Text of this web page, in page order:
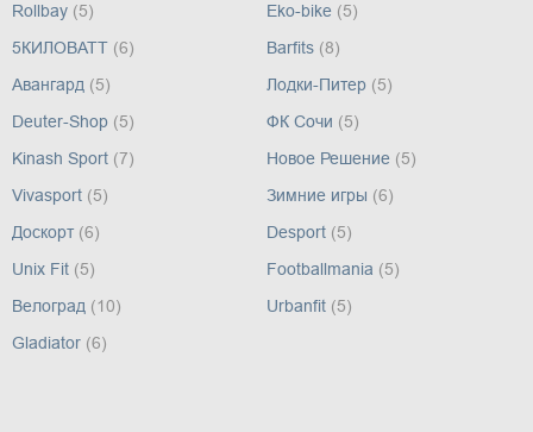
Rollbay (5) Eko-bike (5)
5КИЛОВАТТ (6) Barfits (8)
Авангард (5) Лодки-Питер (5)
Deuter-Shop (5) ФК Сочи (5)
Kinash Sport (7) Новое Решение (5)
Vivasport (5) Зимние игры (6)
Доскорт (6) Desport (5)
Unix Fit (5) Footballmania (5)
Велоград (10) Urbanfit (5)
Gladiator (6)